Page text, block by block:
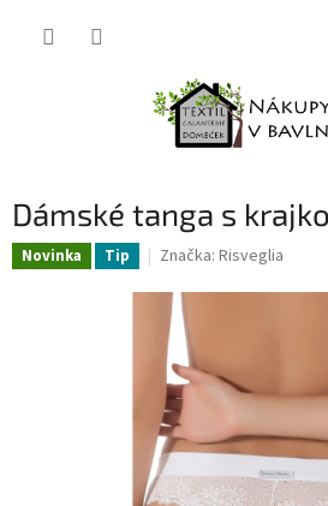
Dámské tanga s
Novinka Tip Značka: Risveglia